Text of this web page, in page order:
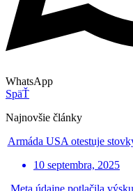
WhatsApp
SpäŤ
Najnovšie články
Armáda USA otestuje
10 septembra, 2025